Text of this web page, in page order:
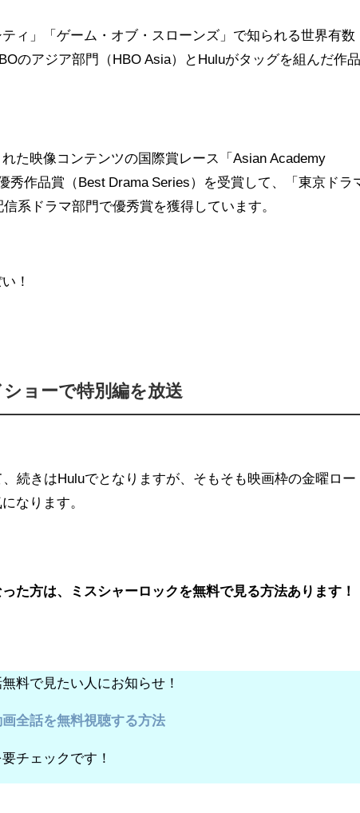
ティ」「ゲーム・オブ・スローンズ」で知られる世界有数
のアジア部門（HBO Asia）とHuluがタッグを組んだ作
た映像コンテンツの国際賞レース「Asian Academy
秀作品賞（Best Drama Series）を受賞して、「東京ドラ
系ドラマ部門で優秀賞を獲得しています。
！
ョーで特別編を放送
続きはHuluでとなりますが、そもそも映画枠の金曜ロー
なります。
た方は、ミスシャーロックを無料で見る方法あります！
料で見たい人にお知らせ！
全話を無料視聴する方法
チェックです！